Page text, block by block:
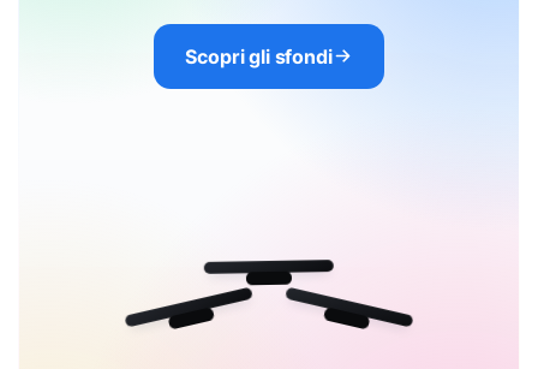
Scopri gli sfondi